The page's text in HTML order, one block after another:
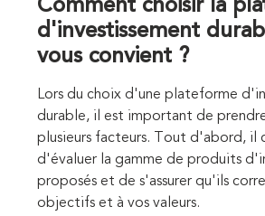
Comment choisir la
d'investissement
vous convient ?
Lors du choix d'une plateforme
durable, il est important de
plusieurs facteurs. Tout d'abord, il
d'évaluer la gamme de produits
proposés et de s'assurer qu'ils
objectifs et à vos valeurs.